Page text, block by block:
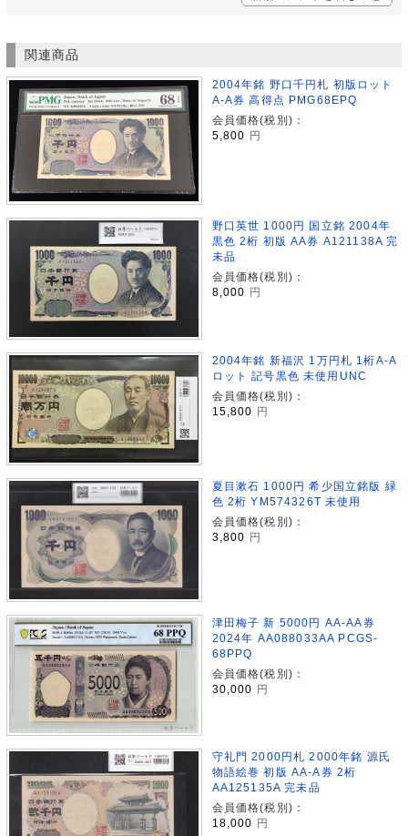
関連商品
2004年銘 野口千円札 初版ロット
A-A券 高得点 PMG68EPQ
会員価格(税別)：
5,800
円
野口英世 1000円 国立銘 2004年
黒色 2桁 初版 AA券 A121138A 完
未品
会員価格(税別)：
8,000 円
2004年銘 新福沢 1万円札 1桁A-A
ロット 記号黒色 未使用UNC
会員価格(税別)：
15,800 円
夏目漱石 1000円 希少国立銘版 緑
色 2桁 YM574326T 未使用
会員価格(税別)：
3,800 円
津田梅子 新 5000円 AA-AA券
2024年 AA088033AA PCGS-
68PPQ
会員価格(税別)：
30,000 円
守礼門 2000円札 2000年銘 源氏
物語絵巻 初版 AA-A券 2桁
AA125135A 完未品
会員価格(税別)：
18,000 円